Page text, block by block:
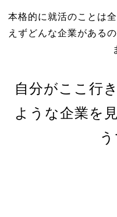
本格的に就活のことは
えずどんな企業がある
自分がここ行
ような企業を
今